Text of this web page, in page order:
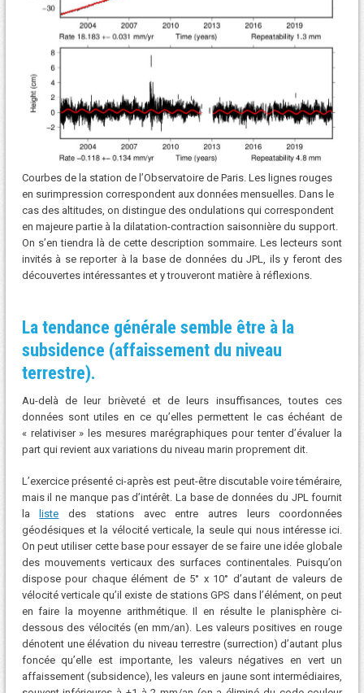
Courbes de la station de l’Observatoire de Paris. Les lignes rouges
en surimpression correspondent aux données mensuelles. Dans le
cas des altitudes, on distingue des ondulations qui correspondent
en majeure partie à la dilatation-contraction saisonnière du support.
On s’en tiendra là de cette description sommaire. Les lecteurs sont
invités à se reporter à la base de données du JPL, ils y feront des
découvertes intéressantes et y trouveront matière à réflexions.
La tendance générale semble être à la
subsidence (affaissementdu niveau
terrestre).
Au-delà de leur brièveté et de leurs insuffisances, toutes ces
données sont utiles en ce qu’elles permettent le cas échéant de
« relativiser » les mesures marégraphiques pour tenter d’évaluer la
part qui revient aux variations du niveau marin proprement dit.
L’exercice présenté ci-après est peut-être discutable voire téméraire,
mais il ne manque pas d’intérêt. La base de données du JPL fournit
la
liste des stations avec entre autres leurs coordonnées
géodésiques et la vélocité verticale, la seule qui nous intéresse ici.
On peut utiliser cette base pour essayer de se faire une idée globale
des mouvements verticaux des surfaces continentales. Puisqu’on
dispose pour chaque élément de 5° x 10° d’autant de valeurs de
vélocité verticale qu’il existe de stations GPS dans l’élément, on peut
en faire la moyenne arithmétique. Il en résulte le planisphère ci-
dessous des vélocités (en mm/an). Les valeurs positives en rouge
dénotent une élévation du niveau terrestre (surrection) d’autant plus
foncée qu’elle est importante, les valeurs négatives en vert un
affaissement (subsidence), les valeurs en jaune sont intermédiaires,